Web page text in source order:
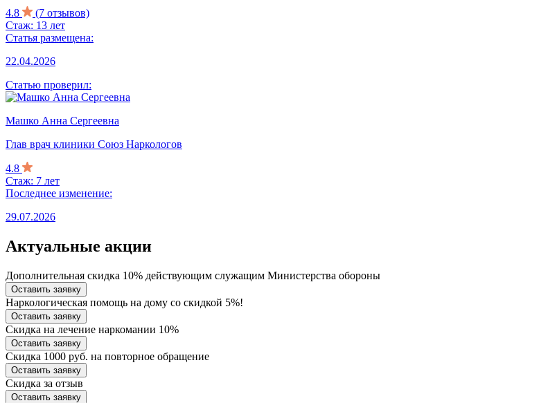
4.8
(7 отзывов)
Стаж: 13 лет
Статья размещена:
22.04.2026
Статью проверил:
Машко Анна Сергеевна
Глав врач клиники Союз Наркологов
4.8
Стаж: 7 лет
Последнее изменение:
29.07.2026
Актуальные акции
Дополнительная скидка 10% действующим служащим Министерства обороны
Оставить заявку
Наркологическая помощь на дому со скидкой 5%!
Оставить заявку
Скидка на лечение наркомании 10%
Оставить заявку
Скидка 1000 руб. на повторное обращение
Оставить заявку
Скидка за отзыв
Оставить заявку